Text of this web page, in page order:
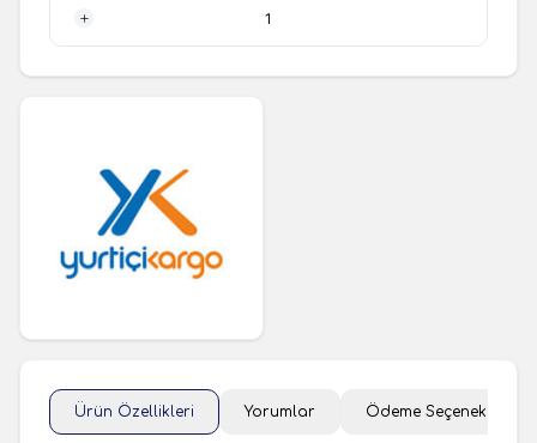
Ürün Özellikleri Yorumlar Ödeme Seçenekleri